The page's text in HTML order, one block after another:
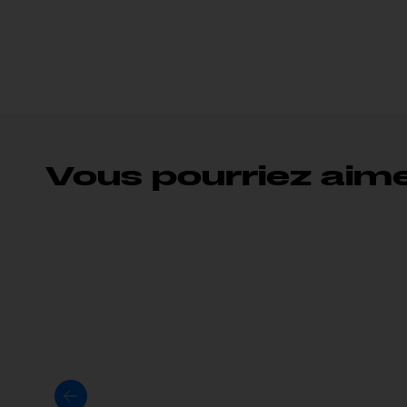
Vous pourriez